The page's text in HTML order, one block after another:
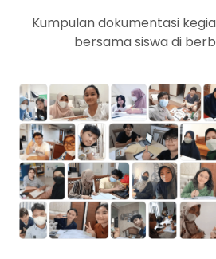
Kumpulan dokumentasi
bersama siswa di